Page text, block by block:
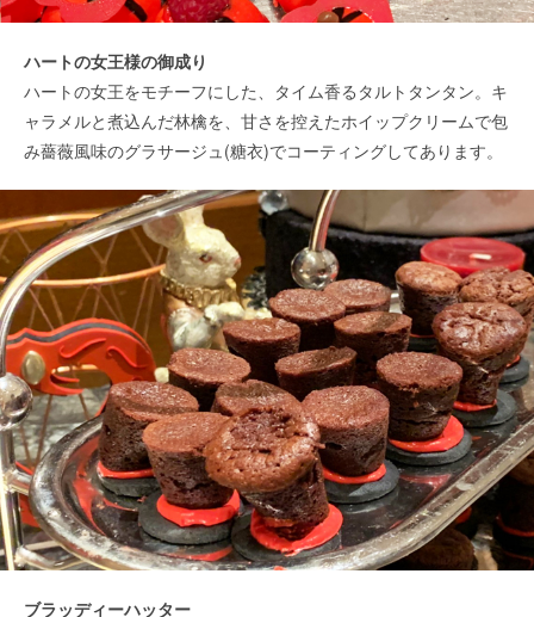
ハートの女王様の御成り
ハートの女王をモチーフにした、タイム香るタルトタンタン。キ
ャラメルと煮込んだ林檎を、甘さを控えたホイップクリームで包
み薔薇風味のグラサージュ(糖衣)でコーティングしてあります。
ブラッディーハッター